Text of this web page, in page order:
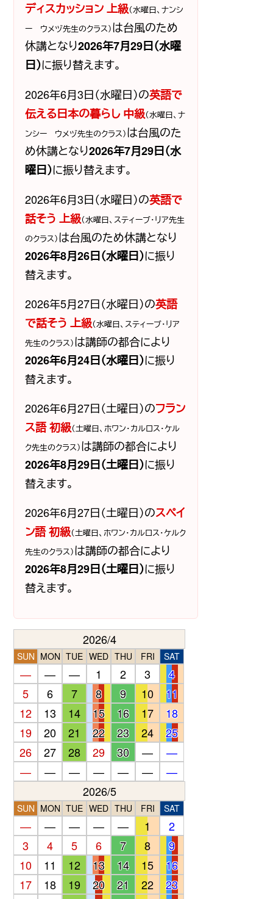
ディスカッション 上級（水曜日、ナンシ
ー ウメヅ先生のクラス）は台風のため
休講となり2026年7月29日（水曜
日）に振り替えます。
2026年6月3日（水曜日）の英語で
伝える日本の暮らし 中級（水曜日、ナ
ンシー ウメヅ先生のクラス）は台風のた
め休講となり2026年7月29日（水
曜日）に振り替えます。
2026年6月3日（水曜日）の英語で
話そう 上級（水曜日、スティーブ・リア先生
のクラス）は台風のため休講となり
2026年8月26日（水曜日）に振り
替えます。
2026年5月27日（水曜日）の英語
で話そう 上級（水曜日、スティーブ・リア
先生のクラス）は講師の都合により
2026年6月24日（水曜日）に振り
替えます。
2026年6月27日（土曜日）のフラン
ス語 初級（土曜日、ホワン・カルロス・ケル
ク先生のクラス）は講師の都合により
2026年8月29日（土曜日）に振り
替えます。
2026年6月27日（土曜日）のスペイ
ン語 初級（土曜日、ホワン・カルロス・ケルク
先生のクラス）は講師の都合により
2026年8月29日（土曜日）に振り
替えます。
2026/4
SUN MON TUE WED THU FRI SAT
— — — 1 2 3
4
5
6 7 8 9 10
11
12
13 14 15 16 17
18
19
20 21 22 23 24
25
26
27 28 29 30 —
—
—
— — — — —
—
2026/5
SUN MON TUE WED THU FRI SAT
— — — — — 1
2
3
4 5 6 7 8
9
10
11 12 13 14 15
16
17
18 19 20 21 22
23